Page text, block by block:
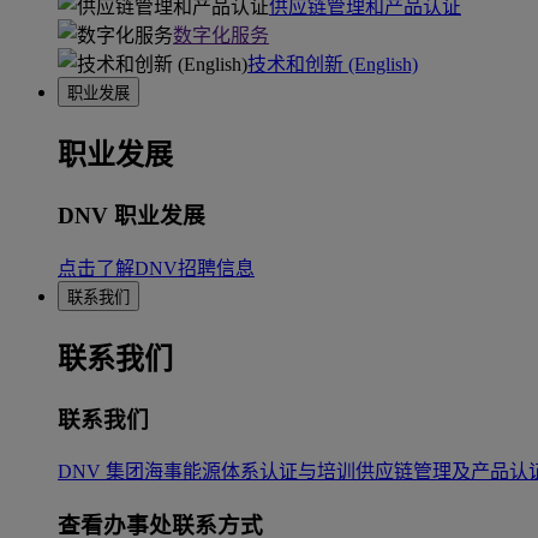
供应链管理和产品认证
数字化服务
技术和创新 (English)
职业发展
职业发展
DNV 职业发展
点击了解DNV招聘信息
联系我们
联系我们
联系我们
DNV 集团 海事能源体系认证与培训 供应链管理及产品认
查看办事处联系方式